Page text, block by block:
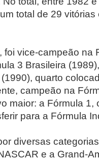
total de 29
foi vice-campeão na
3 Brasileira
quarto
campeão na
maior: a Fórmula 1,
para a Fórmula
diversas
e a Grand-